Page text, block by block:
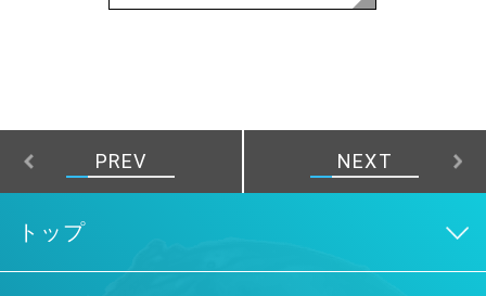
PREV NEXT
トップ